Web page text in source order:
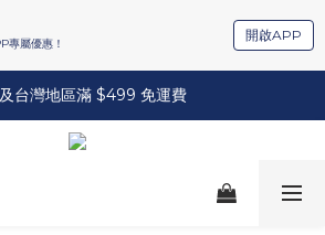
專屬優惠！
開啟APP
台灣地區滿 $499 免運費